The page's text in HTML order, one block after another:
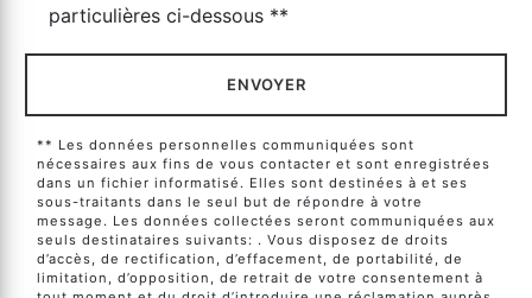
particulières ci-dessous **
ENVOYER
** Les données personnelles communiquées sont
nécessaires aux fins de vous contacter et sont enregistrées
dans un fichier informatisé. Elles sont destinées à et ses
sous-traitants dans le seul but de répondre à votre
message. Les données collectées seront communiquées aux
seuls destinataires suivants: . Vous disposez de droits
d’accès, de rectification, d’effacement, de portabilité, de
limitation, d’opposition, de retrait de votre consentement à